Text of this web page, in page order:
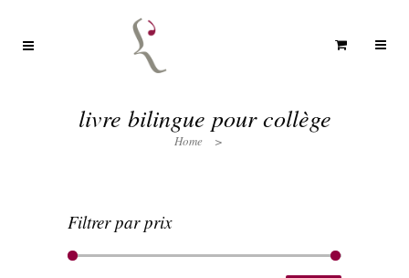
livre bilingue pour collège
Home >
Filtrer par prix